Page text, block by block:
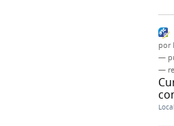
por
—
—